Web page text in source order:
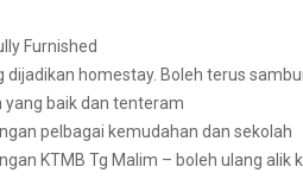
Furnished
dijadikan homestay. Boleh terus
yang baik dan tenteram
pelbagai kemudahan dan sekolah
KTMB Tg Malim – boleh ulang alik